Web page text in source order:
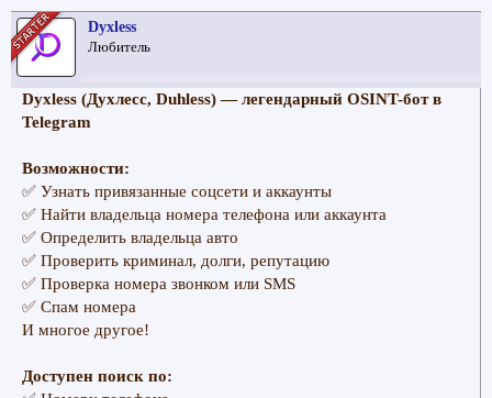
Dyxless
Любитель
Dyxless (Духлесс, Duhless) — легендарный OSINT-бот в
Telegram
Возможности:
✅ Узнать привязанные соцсети и аккаунты
✅ Найти владельца номера телефона или аккаунта
✅ Определить владельца авто
✅ Проверить криминал, долги, репутацию
✅ Проверка номера звонком или SMS
✅ Спам номера
И многое другое!
Доступен поиск по: